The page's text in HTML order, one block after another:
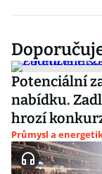
Potenciální
nabídku.
hrozí
Průmysl a